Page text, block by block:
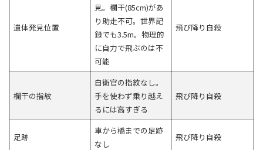
遺体発見位置
見。欄干(85cm)があ
り助走不可。世界記
録でも3.5m。物理的
に自力で飛ぶのは不
可能
飛び降り自殺
欄干の指紋
自衛官の指紋なし。
手を使わず乗り越え
るには高すぎる
飛び降り自殺
足跡
車から橋までの足跡
なし
飛び降り自殺